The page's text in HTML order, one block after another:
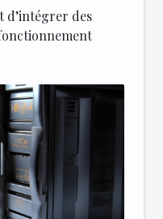
d’intégrer des